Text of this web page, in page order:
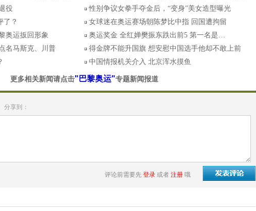
役
性别争议女拳手夺金后，“变身”美女造型曝光
了？
女球迷在奥运赛场朝陈梦比中指 回国遭拘留
奥运扳回形象
奥运奖金 全红婵樊振东跌出前5 第一名是…
名马斯克、川普
得金牌不能升国旗 想安慰中国选手他却不敢上前
中国情报机关介入 北京浑水摸鱼
更多相关新闻请点击"巴黎奥运"专题新闻报道
分享到：
评论前需要先 登录 或者 注册 哦